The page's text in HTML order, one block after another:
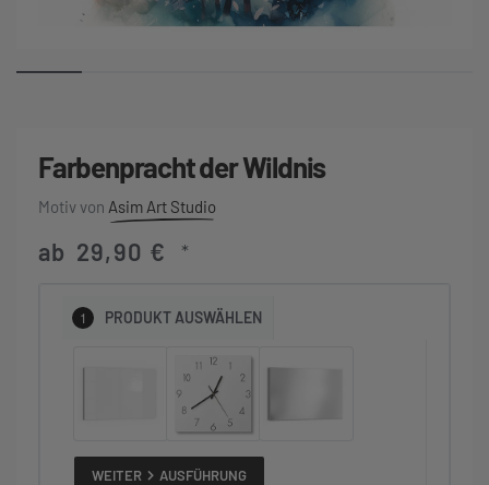
Farbenpracht der Wildnis
Asim Art Studio
ab 29,90 € *
1 PRODUKT AUSWÄHLEN
WEITER AUSFÜHRUNG